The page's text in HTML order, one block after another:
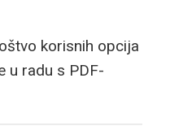
korisnih opcija
u radu s PDF-